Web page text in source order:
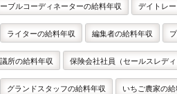
ーブルコーディネーターの給料年収 デイトレ
ライターの給料年収 編集者の給料年収
議所の給料年収 保険会社社員（セールスレデ
グランドスタッフの給料年収 いちご農家の給